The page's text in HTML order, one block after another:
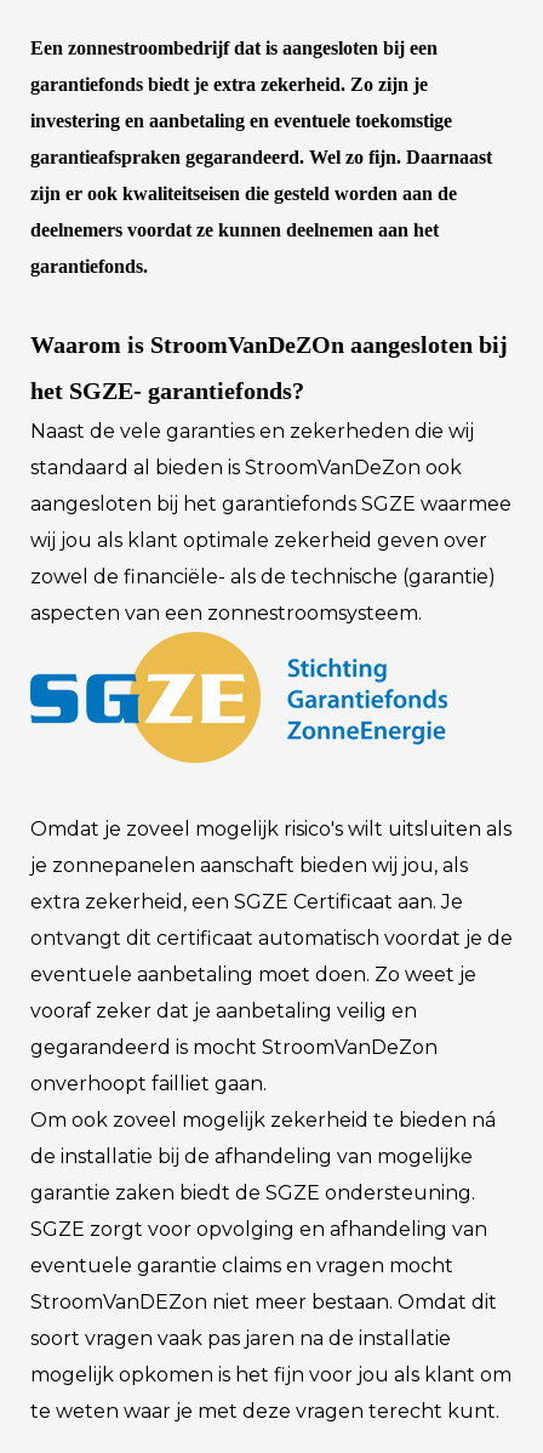
Een zonnestroombedrijf dat is aangesloten bij een
garantiefonds biedt je extra zekerheid. Zo zijn je
investering en aanbetaling en eventuele toekomstige
garantieafspraken gegarandeerd. Wel zo fijn. Daarnaast
zijn er ook kwaliteitseisen die gesteld worden aan de
deelnemers voordat ze kunnen deelnemen aan het
garantiefonds.
Waarom is StroomVanDeZOn aangesloten bij
het SGZE- garantiefonds?
Naast de vele garanties en zekerheden die wij
standaard al bieden is StroomVanDeZon ook
aangesloten bij het garantiefonds SGZE waarmee
wij jou als klant optimale zekerheid geven over
zowel de financiële- als de technische (garantie)
aspecten van een zonnestroomsysteem.
Omdat je zoveel mogelijk risico's wilt uitsluiten als
je zonnepanelen aanschaft bieden wij jou, als
extra zekerheid, een SGZE Certificaat aan. Je
ontvangt dit certificaat automatisch voordat je de
eventuele aanbetaling moet doen. Zo weet je
vooraf zeker dat je aanbetaling veilig en
gegarandeerd is mocht StroomVanDeZon
onverhoopt failliet gaan.
Om ook zoveel mogelijk zekerheid te bieden ná
de installatie bij de afhandeling van mogelijke
garantie zaken biedt de SGZE ondersteuning.
SGZE zorgt voor opvolging en afhandeling van
eventuele garantie claims en vragen mocht
StroomVanDEZon niet meer bestaan. Omdat dit
soort vragen vaak pas jaren na de installatie
mogelijk opkomen is het fijn voor jou als klant om
te weten waar je met deze vragen terecht kunt.